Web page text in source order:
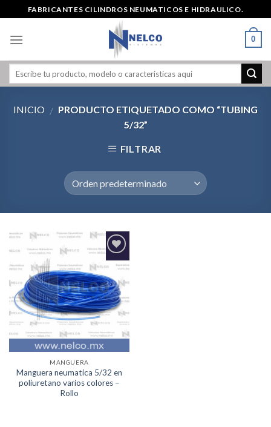
content
FABRICANTES CILINDROS NEUMATICOS E HIDRAULICO.
0
INICIO / PRODUCTO ETIQUETADO COMO “TUBING
5/32”
FILTRAR
Agregar
a la
Lista de
deseos
MANGUERA
Manguera neumatica 5/32 en
poliuretano varios colores –
Rollo